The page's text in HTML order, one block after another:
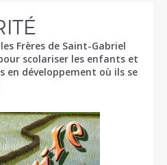
Frères de Saint-Gabriel
scolariser les enfants et
en développement où ils se